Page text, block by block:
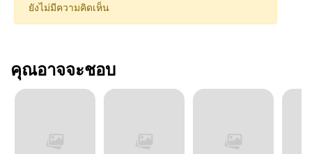
ยังไม่มีความคิดเห็น
คุณอาจจะชอบ